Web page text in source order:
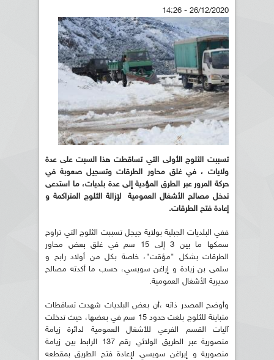
26/12/2020 - 14:26
تسببت الثلوج الأولى التي تساقطت هذا السبت على عدة
ولايات ، في غلق محاور الطرقات وتسجيل صعوبة في
حركة المرور عبر الطرق المؤدية إلى عدة بلديات، ما استدعى
تدخل مصالح الأشغال العمومية لإزالة الثلوج المتراكمة و
إعادة فتح الطرقات.
ففي البلديات الجبلية بولاية جيجل تسببت الثلوج التي تراوح
سمكها ما بين 3 إلى 15 سم في غلق بعض محاور
الطرقات بشكل "مؤقت"، خاصة بكل من أولاد رابح و
سلمى بن زيادة و إراغن سويسي، حسب ما أكدته مصالح
مديرية الأشغال العمومية.
وأوضح المصدر ذاته ،أن بعض البلديات شهدت تساقطات
متباينة للثلوج بلغت حدود 15 سم في بعضها، حيث تدخلت
آليات القسم الفرعي للأشغال العمومية لدائرة زيامة
منصورية عبر الطريق الولائي رقم 137 الرابط بين زيامة
منصورية و إيراغن سويسي لإعادة فتح الطريق بمقطعه